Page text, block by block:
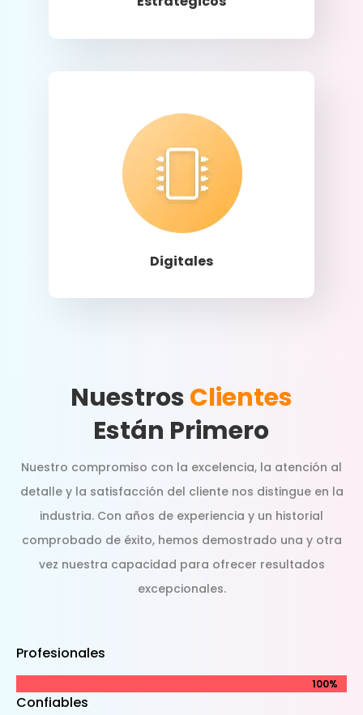
Digitales
Llamar
NuestrosClientes
Están Primero
Nuestro compromiso con la excelencia, la atención al
detalle y la satisfacción del cliente nos distingue en la
industria. Con años de experiencia y un historial
comprobado de éxito, hemos demostrado una y otra
vez nuestra capacidad para ofrecer resultados
excepcionales.
Profesionales
100%
100%
Confiables